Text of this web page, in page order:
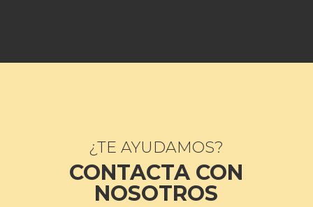
¿TE AYUDAMOS?
CONTACTA CON
NOSOTROS